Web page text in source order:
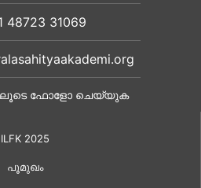
48723 31069
ഫോളോ ചെയ്യുക
ILFK 2025
പൂമുഖം